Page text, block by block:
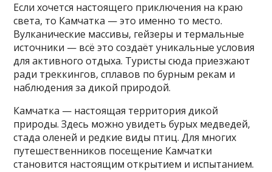
Если хочется настоящего приключения на краю
света, то Камчатка — это именно то место.
Вулканические массивы, гейзеры и термальные
источники — всё это создаёт уникальные условия
для активного отдыха. Туристы сюда приезжают
ради треккингов, сплавов по бурным рекам и
наблюдения за дикой природой.
Камчатка — настоящая территория дикой
природы. Здесь можно увидеть бурых медведей,
стада оленей и редкие виды птиц. Для многих
путешественников посещение Камчатки
становится настоящим открытием и испытанием.